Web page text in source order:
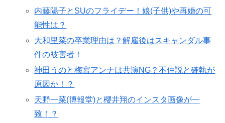
内藤陽子とSUのフライデー！娘(子供)や再婚の可
能性は？
大和里菜の卒業理由は？解雇後はスキャンダル事
件の被害者！
神田うのと梅宮アンナは共演NG？不仲説と確執が
原因か！？
天野一菜(博報堂)と櫻井翔のインスタ画像が一
致！？